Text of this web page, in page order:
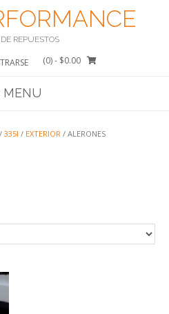
REPUESTOS
(0)- $0.00
MENU
/ 335I / EXTERIOR / ALERONES